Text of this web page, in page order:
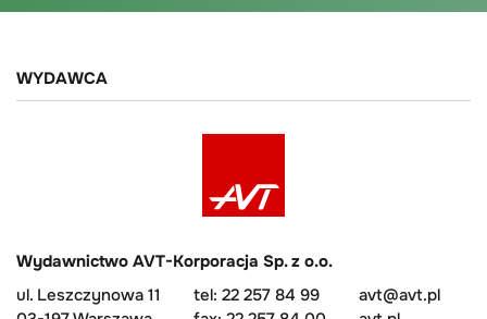
WYDAWCA
Wydawnictwo AVT-Korporacja Sp. z o.o.
ul. Leszczynowa 11
tel: 22 257 84 99
avt@avt.pl